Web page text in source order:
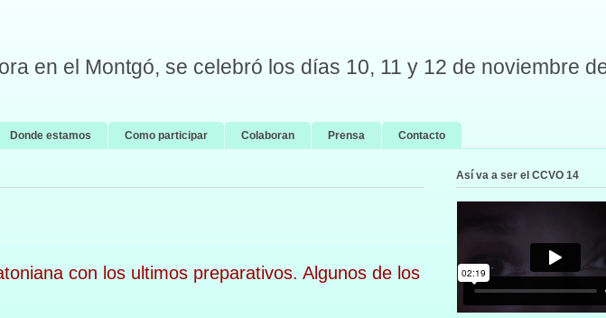
en el Montgó, se celebró los días 10, 11 y 12 de noviembre
Donde estamos Como participar Colaboran Prensa Contacto
con los ultimos preparativos. Algunos de los
Así va a ser el CCVO 14